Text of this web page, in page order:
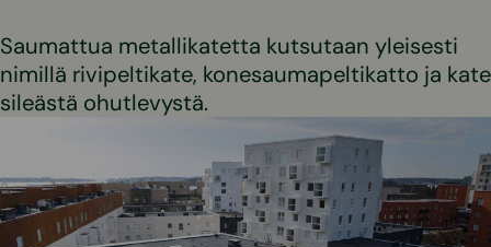
Saumattua metallikatetta kutsutaan yleisesti
nimillä rivipeltikate, konesaumapeltikatto ja kate
sileästä ohutlevystä.